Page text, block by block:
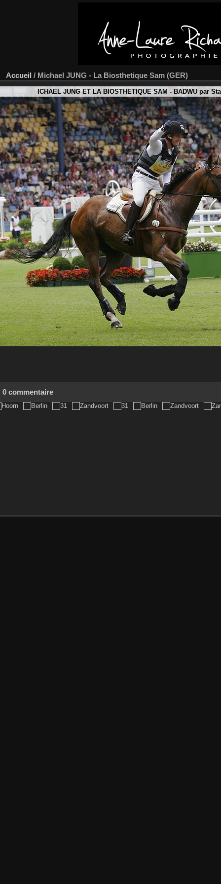
Accueil / Michael JUNG - La Biosthetique Sam (GER)
ICHAEL JUNG ET LA BIOSTHETIQUE SAM - BADWU par
0 commentaire